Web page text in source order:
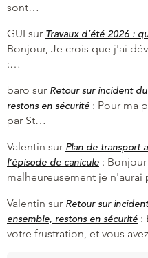
sont…
GUI sur Travaux d’été 2026 :
Bonjour, Je crois que j'ai
:…
baro sur Retour sur incident
restons en sécurité : Pour ma
par St…
Valentin sur Plan de transport
l’épisode de canicule :
malheureusement je
Valentin sur Retour sur
ensemble, restons en sécurité :
votre frustration, et vous